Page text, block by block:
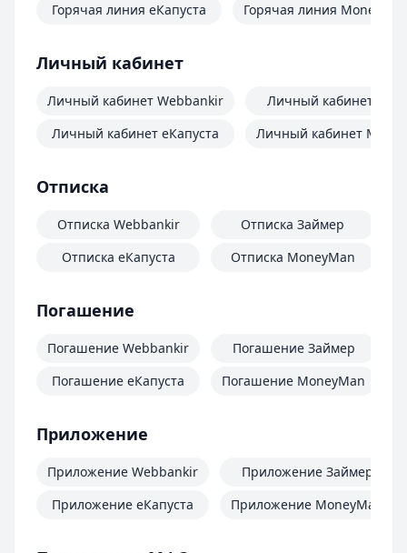
Горячая линия еКапуста
Горячая линия
Личный кабинет
Личный кабинет Webbankir
Личный кабинет еКапуста
Личный кабинет
Личный кабинет
Отписка
Отписка Webbankir
Отписка еКапуста
Отписка Займер
Отписка MoneyMan
Погашение
Погашение Webbankir
Погашение еКапуста
Погашение Займер
Погашение MoneyMan
Приложение
Приложение Webbankir
Приложение еКапуста
Приложение Займер
Приложение MoneyMan